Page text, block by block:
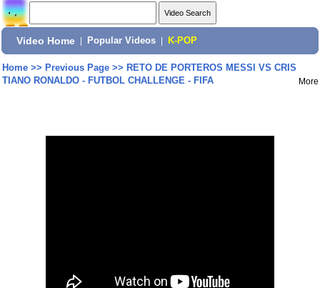
Video Home Popular Videos K-POP
Home>> Previous Page>> RETO DE PORTEROS MESSI VS CRIS
TIANO RONALDO - FUTBOL CHALLENGE - FIFA
More